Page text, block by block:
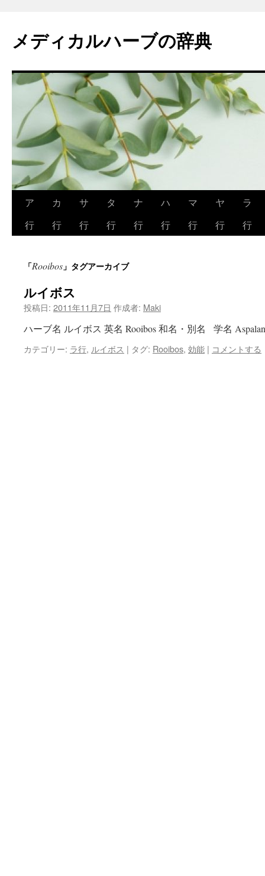
メディカルハーブの辞典
ン
へ
ス
ア
行
カ
行
サ
行
タ
行
ナ
行
ハ
行
マ
行
ヤ
行
ラ
行
「Rooibos 」タグアーカイブ
ルイボス
投稿日: 2011年11月7日 作成者: Maki
ハーブ名 ルイボス 英名 Rooibos 和名・別名 学名
カテゴリー: ラ行, ルイボス | タグ: Rooibos, 効能 | コメントする